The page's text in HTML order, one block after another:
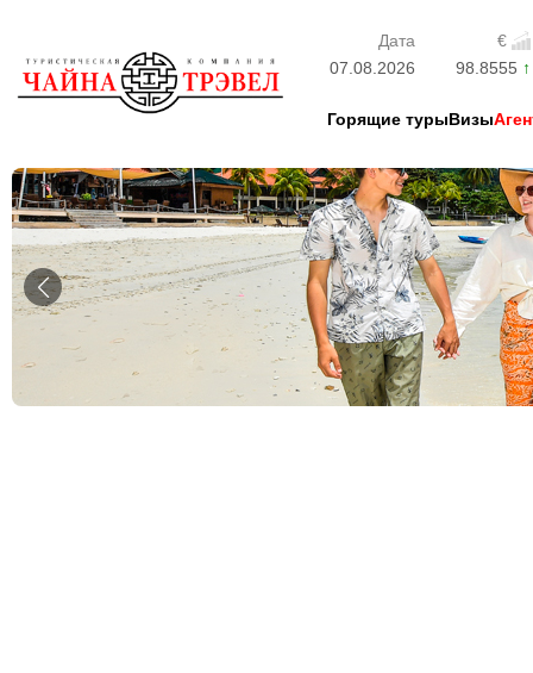
Дата
€
07.08.2026
98.8555
Горящие турыВизы